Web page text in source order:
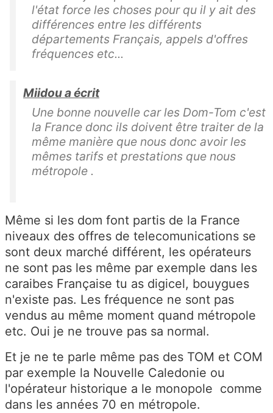
l'état force les choses pour qu il y ait des
différences entre les différents
départements Français, appels d'offres
fréquences etc...
Miidou a écrit
Une bonne nouvelle car les Dom-Tom c'est
la France donc ils doivent être traiter de la
même manière que nous donc avoir les
mêmes tarifs et prestations que nous
métropole .
Même si les dom font partis de la France
niveaux des offres de telecomunications se
sont deux marché différent, les opérateurs
ne sont pas les même par exemple dans les
caraibes Française tu as digicel, bouygues
n'existe pas. Les fréquence ne sont pas
vendus au même moment quand métropole
etc. Oui je ne trouve pas sa normal.
Et je ne te parle même pas des TOM et COM
par exemple la Nouvelle Caledonie ou
l'opérateur historique a le monopole comme
dans les années 70 en métropole.